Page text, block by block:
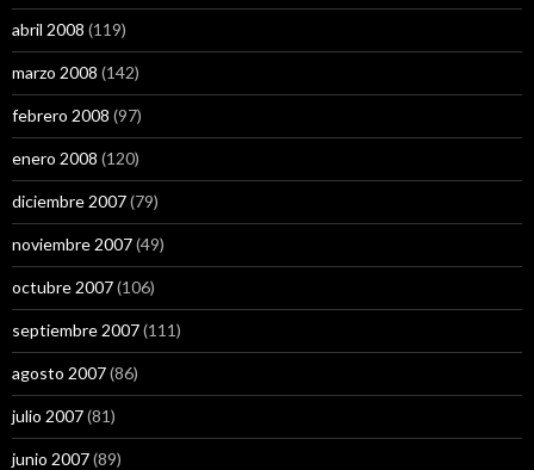
abril 2008 (119)
marzo 2008 (142)
febrero 2008 (97)
enero 2008 (120)
diciembre 2007(79)
noviembre 2007(49)
octubre 2007(106)
septiembre 2007(111)
agosto 2007(86)
julio 2007(81)
junio 2007(89)